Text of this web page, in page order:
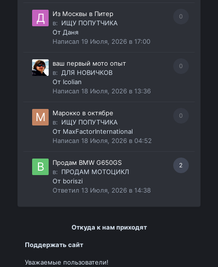
0
Из Москвы в Питер
в: ИЩУ ПОПУТЧИКА
ОтДаня
Написал19 Июля, 2026 в 17:00
0
ваш первый мото опыт
в: ДЛЯ НОВИЧКОВ
От Icolian
Написал18 Июля, 2026 в 13:36
0
Марокко в октябре
в: ИЩУ ПОПУТЧИКА
От MaxFactorInternational
Написал18 Июля, 2026 в 04:52
2
Продам BMW G650GS
в: ПРОДАМ МОТОЦИКЛ
От boriszi
Ответил13 Июля, 2026 в 14:38
Откуда к нам приходят
Поддержать сайт
Уважаемые пользователи!